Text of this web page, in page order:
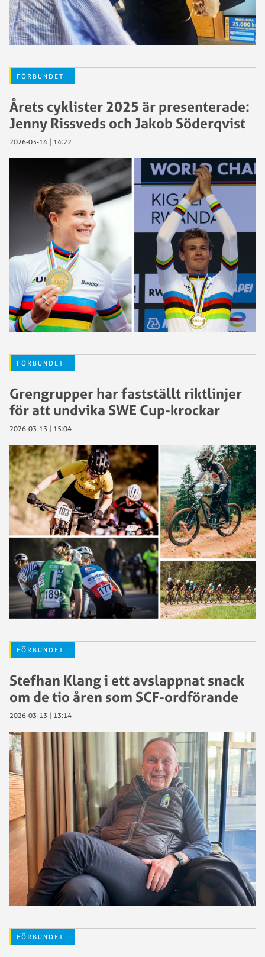
FÖRBUNDET
Årets cyklister 2025 är presenterade:
Jenny Rissveds och Jakob Söderqvist
2026-03-14 | 14:22
FÖRBUNDET
Grengrupper har fastställt riktlinjer
för att undvika SWE Cup-krockar
2026-03-13 | 15:04
FÖRBUNDET
Stefhan Klang i ett avslappnat snack
om de tio åren som SCF-ordförande
2026-03-13 | 13:14
FÖRBUNDET